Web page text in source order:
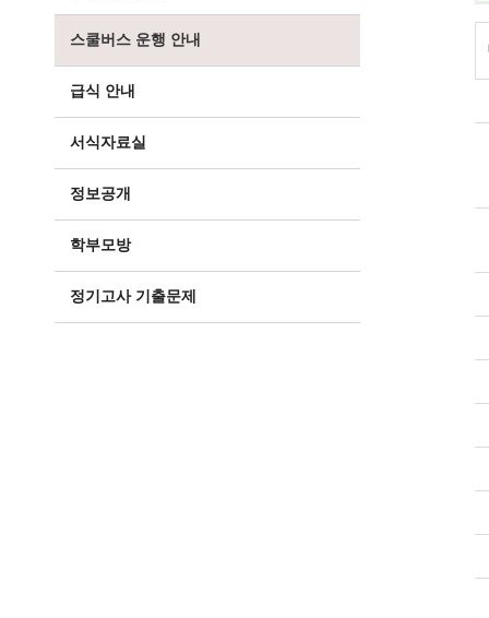
스쿨버스 운행 안내
급식 안내
서식자료실
정보공개
학부모방
정기고사 기출문제